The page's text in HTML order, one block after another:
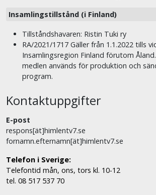
Insamlingstillstånd (i Finland)
Tillståndshavaren: Ristin Tuki ry
RA/2021/1717 Gäller från 1.1.2022 tills
Insamlingsregion Finland förutom
medlen används för produktion och
program.
Kontaktuppgifter
E-post
respons[ät]himlentv7.se
fornamn.efternamn[ät]himlentv7.se
Telefon i Sverige:
Telefontid mån, ons, tors kl. 10-12
tel. 08 517 537 70